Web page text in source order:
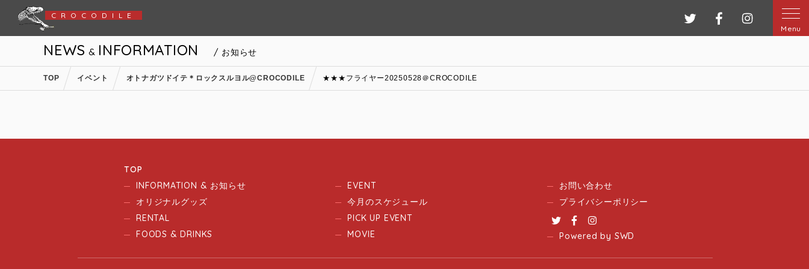
CROCODILE ツイッターフェイスブック
インスタグ
Menu
NEWS & INFORMATION / お知らせ
TOP イベント オトナガツドイテ＊ロックスルヨル@CROCODILE ★★★フライヤー20250528＠CROCODILE
TOP
INFORMATION & お知らせ
オリジナルグッズ
RENTAL
FOODS & DRINKS
EVENT
今月のスケジュール
PICK UP EVENT
MOVIE
お問い合わせ
プライバシーポリシー
TwitterFacebook
Powered by SWD